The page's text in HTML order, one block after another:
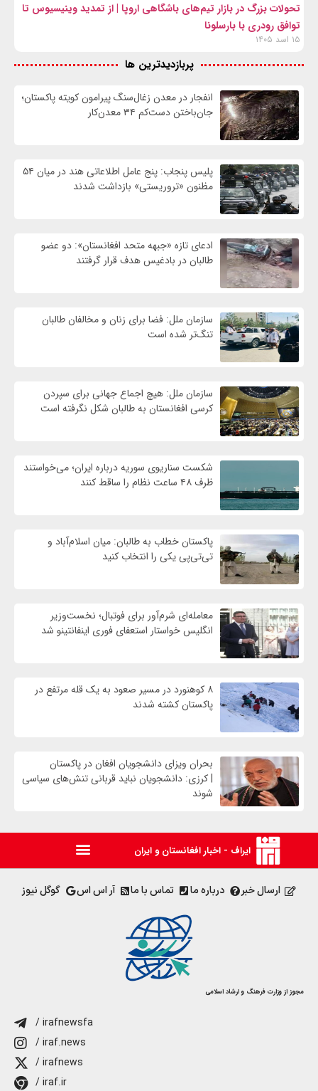
تحولات بزرگ در بازار تیم‌های باشگاهی اروپا | از تمدید وینیسیوس تا
توافق رودری با بارسلونا
۱۵ اسد ۱۴۰۵
پربازدیدترین ها
انفجار در معدن زغال‌سنگ پیرامون کویته پاکستان؛
جان‌باختن دست‌کم ۳۴ معدن‌کار
پلیس پنجاب: پنج عامل اطلاعاتی هند در میان ۵۴
مظنون «تروریستی» بازداشت شدند
ادعای تازه «جبهه متحد افغانستان»: دو عضو
طالبان در بادغیس هدف قرار گرفتند
سازمان ملل: فضا برای زنان و مخالفان طالبان
تنگ‌تر شده است
سازمان ملل: هیچ اجماع جهانی برای سپردن
کرسی افغانستان به طالبان شکل نگرفته است
شکست سناریوی سوریه درباره ایران؛ می‌خواستند
ظرف ۴۸ ساعت نظام را ساقط کنند
پاکستان خطاب به طالبان: میان اسلام‌آباد و
تی‌تی‌پی یکی را انتخاب کنید
معامله‌ای شرم‌آور برای فوتبال؛ نخست‌وزیر
انگلیس خواستار استعفای فوری اینفانتینو شد
۸ کوهنورد در مسیر صعود به یک قله مرتفع در
پاکستان کشته شدند
بحران ویزای دانشجویان افغان در پاکستان
| کرزی: دانشجویان نباید قربانی تنش‌های سیاسی
شوند
ایراف - اخبار افغانستان و ایران
ارسال خبر درباره ما تماس با ما آر اس اس گوگل نیوز
مجوز از وزارت فرهنگ و ارشاد اسلامی
/ irafnewsfa
/ iraf.news
/ irafnews
/ iraf.ir